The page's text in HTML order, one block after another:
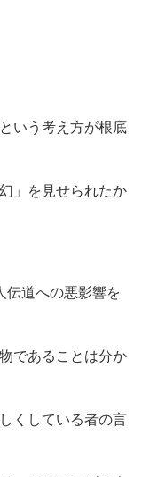
いう考え方が根底
」を見せられたか
伝道への悪影響を
であることは分か
くしている者の言